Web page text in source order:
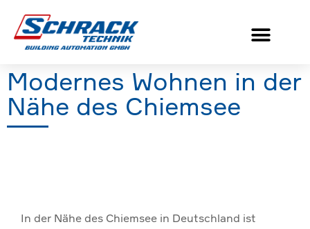
Modernes Wohnen in der
Nähe des Chiemsee
In der Nähe des Chiemsee in Deutschland ist